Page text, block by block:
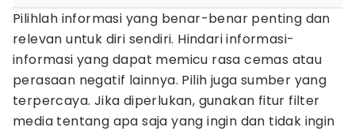
Pilihlah informasi yang benar-benar penting dan
relevan untuk diri sendiri. Hindari informasi-
informasi yang dapat memicu rasa cemas atau
perasaan negatif lainnya. Pilih juga sumber yang
terpercaya. Jika diperlukan, gunakan fitur filter
media tentang apa saja yang ingin dan tidak ingin